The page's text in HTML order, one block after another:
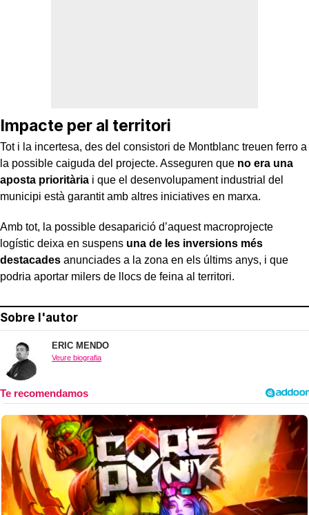
Impacte per al territori
Tot i la incertesa, des del consistori de Montblanc treuen ferro a
la possible caiguda del projecte. Asseguren que no era una
aposta prioritària i que el desenvolupament industrial del
municipi està garantit amb altres iniciatives en marxa.
Amb tot, la possible desaparició d’aquest macroprojecte
logístic deixa en suspens una de les inversions més
destacades anunciades a la zona en els últims anys, i que
podria aportar milers de llocs de feina al territori.
Sobre l'autor
ERIC MENDO
Veure biografia